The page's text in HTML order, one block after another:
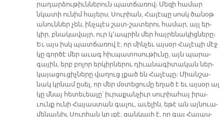
րա­դար­ձու­թիւն­նե­րուն պատ­ճա­ռով։ Մե­զի հա­մար
նկա­տի ու­նիմ հա­յերս, Սու­րիան, Հա­լէ­պը սոսկ ծա­նօթ
ա­նուն­ներ չեն, ինչ­պէս շատ-շա­տե­րու հա­մար, այլ եր­
կիր, բնա­կա­վայր, ուր կ՚ապ­րին մեր հայ­րե­նա­կից­նե­րը։
Եւ այս իսկ պատ­ճա­ռով է, որ մին­չեւ այ­սօր Հա­լէ­պի մէջ
կը գոր­ծէ մեր ա­ւագ հիւ­պա­տո­սու­թիւ­նը, այն պա­րա­
գա­յին, երբ բո­լոր եր­կիր­նե­րու դի­ւա­նա­գի­տա­կան ներ­
կա­յա­ցու­ցիչ­նե­րը վա­ղուց լքած են Հա­լէ­պը։ Միան­շա­
նակ կրնամ ը­սել, որ մեր մօ­տե­ցու­մը ե­ղած է եւ այ­սօր ալ
կը մնայ հե­տե­ւեա­լը՝ իւ­րա­քան­չիւր սու­րիա­հայ ի­րա­
ւունք ու­նի Հա­յաս­տան գա­լու, ա­ւե­լին, ե­թէ ան այ­նուա­
մե­նայ­նիւ Սու­րիան կը լքէ, ցան­կա­լի է, որ գայ Հա­յաս­